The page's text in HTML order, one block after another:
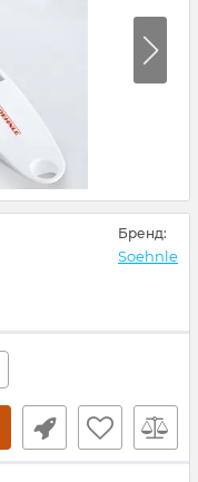
Бренд:
Soehnle